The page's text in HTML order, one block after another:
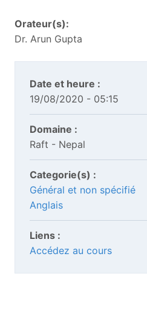
Orateur(s):
Dr. Arun Gupta
Date et heure :
19/08/2020 - 05:15
Domaine :
Raft - Nepal
Categorie(s) :
Général et non spécifié
Anglais
Liens :
Accédez au cours